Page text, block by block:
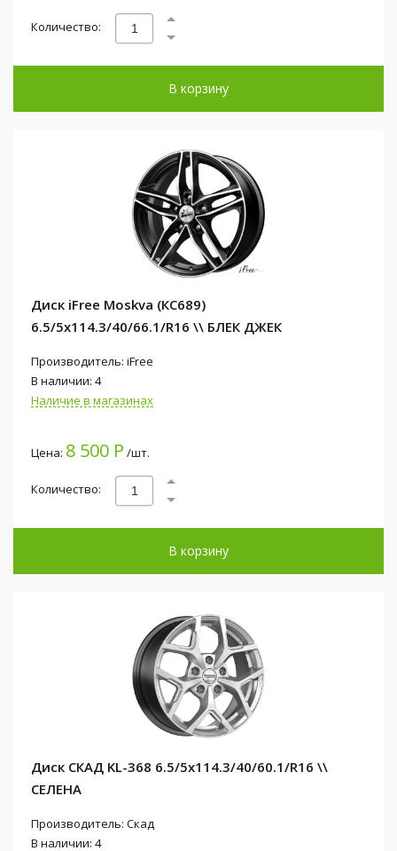
Количество:
В корзину
Диск iFree Moskva (КС689)
6.5/5x114.3/40/66.1/R16 \\ БЛЕК ДЖЕК
Производитель: iFree
В наличии: 4
Наличие в магазинах
Цена: 8 500 Р /шт.
Количество:
В корзину
Диск СКАД KL-368 6.5/5x114.3/40/60.1/R16 \\
СЕЛЕНА
Производитель: Скад
В наличии: 4